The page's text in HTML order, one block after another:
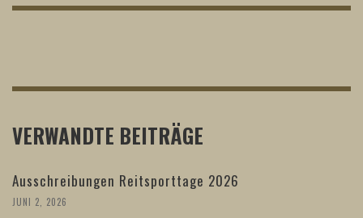
VERWANDTE BEITRÄGE
Ausschreibungen Reitsporttage 2026
JUNI 2, 2026